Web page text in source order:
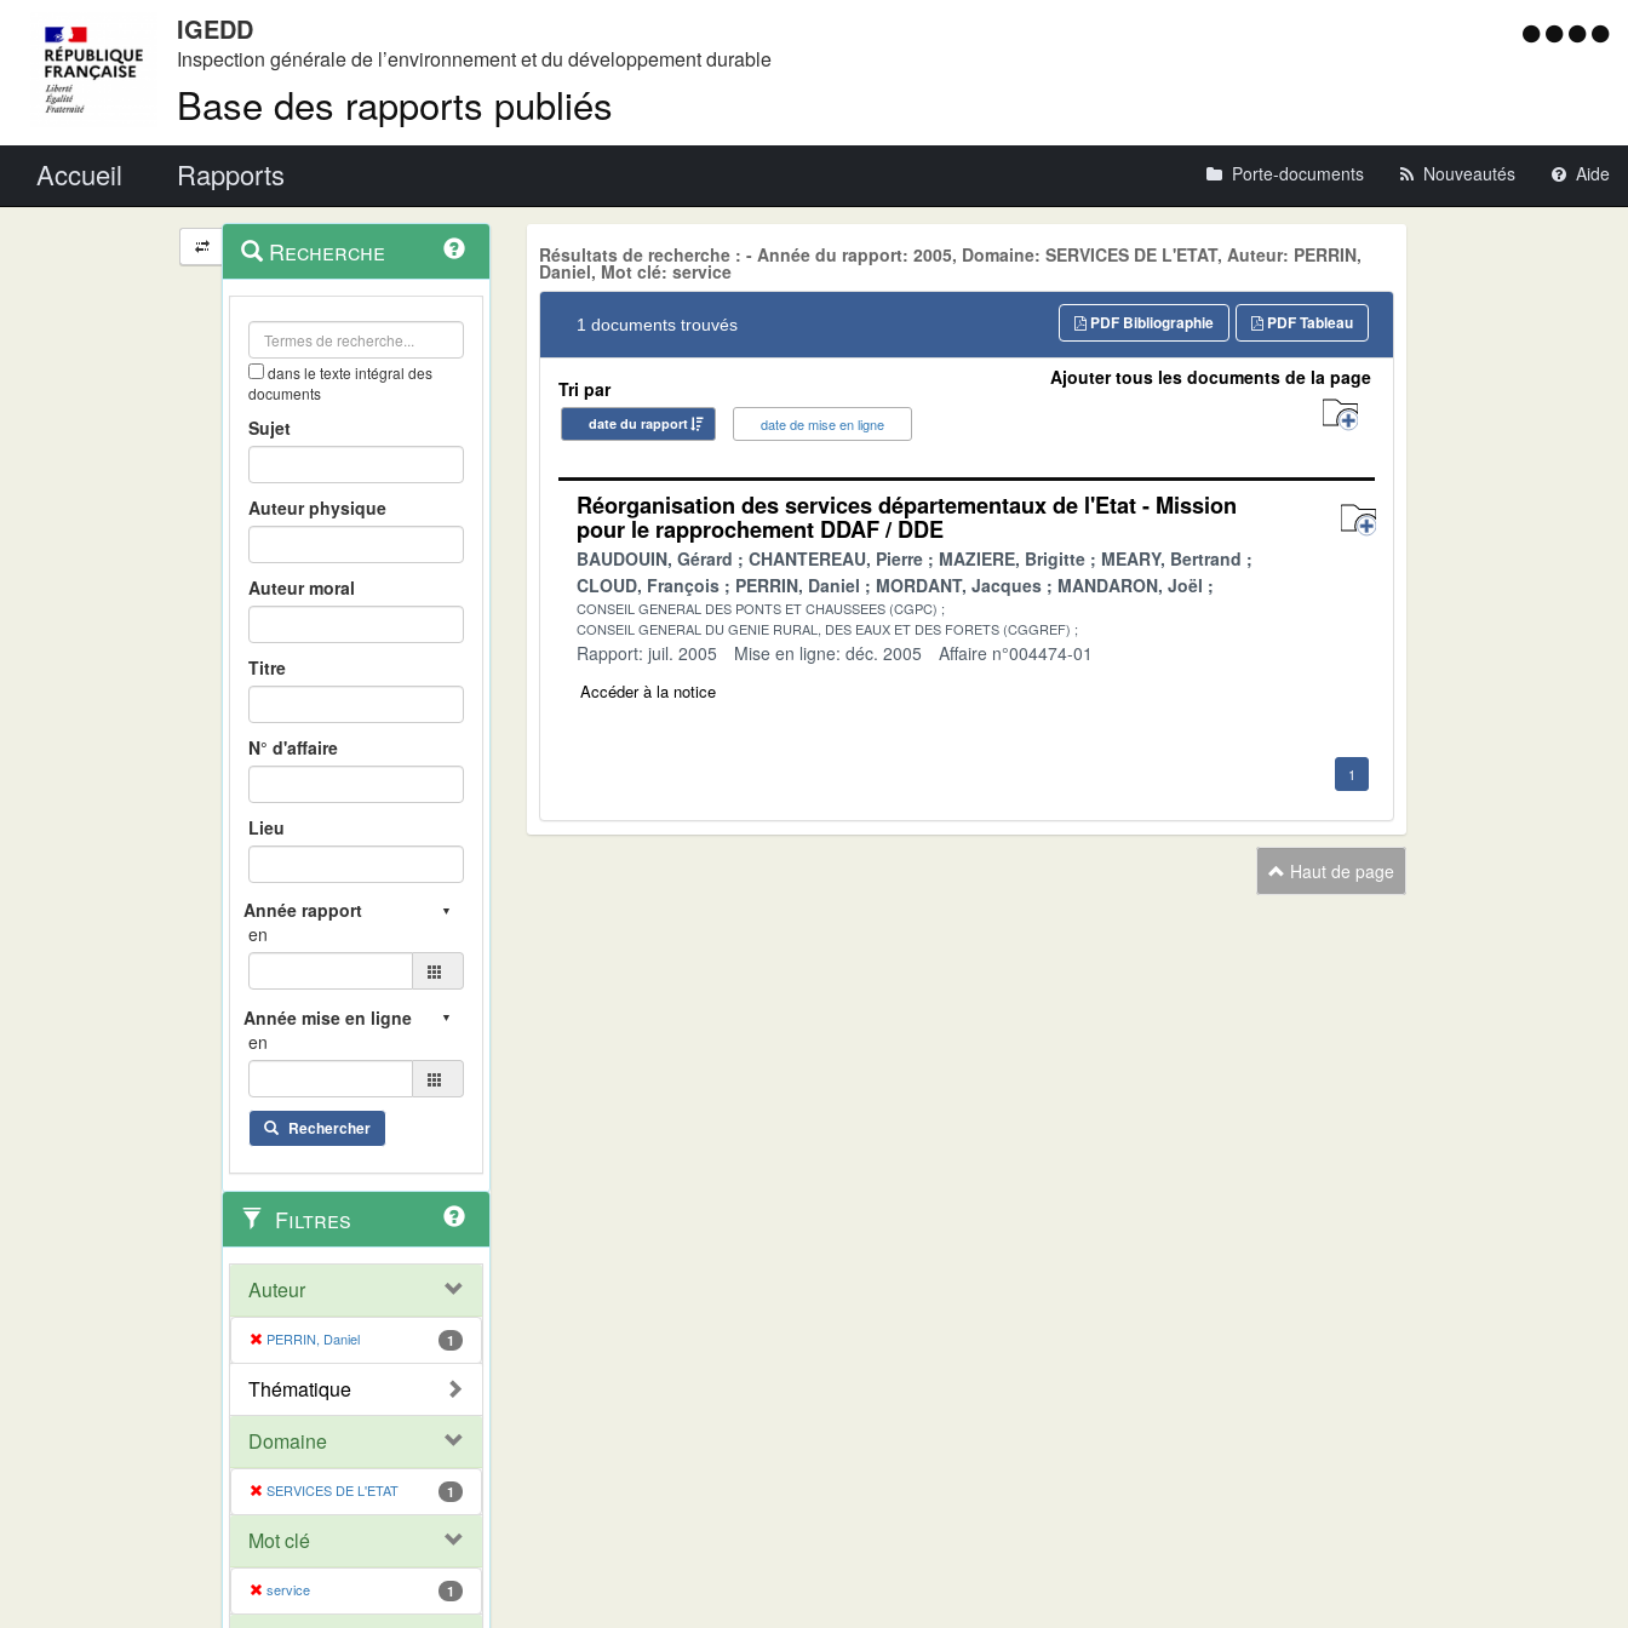
IGEDD
Inspection générale de l’environnement et du développement durable
Base des rapports publiés
Menu
Accueil Rapports Porte-documents Nouveautés Aide
Navigation
et
outils
contextuel
Recherche
dans le texte intégral des
documents
Sujet
Auteur physique
Auteur moral
Titre
N° d'affaire
Lieu
en
en
Rechercher
Filtres
Auteur
PERRIN, Daniel 1
Thématique
Domaine
SERVICES DE L'ETAT 1
Mot clé
service 1
Résultats de recherche : - Année du rapport: 2005, Domaine: SERVICES DE L'ETAT, Auteur: PERRIN,
Daniel, Mot clé: service
1 documents trouvés PDF Tableau
PDF Bibliographie
Tri par
date du rapport date de mise en ligne
Ajouter tous les documents de la page
Réorganisation des services départementaux de l'Etat - Mission
pour le rapprochement DDAF / DDE
BAUDOUIN, Gérard CHANTEREAU, Pierre MAZIERE, Brigitte
MEARY, Bertrand
CLOUD, François
PERRIN, Daniel MORDANT, Jacques MANDARON, Joël
CONSEIL GENERAL DES PONTS ET CHAUSSEES (CGPC)
CONSEIL GENERAL DU GENIE RURAL, DES EAUX ET DES FORETS (CGGREF)
Rapport: juil. 2005 Mise en ligne: déc. 2005 Affaire n°004474-01
Accéder à la notice
1
Haut de page